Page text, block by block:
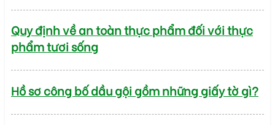
Quy định về an toàn thực phẩm đối với thực
phẩm tươi sống
Hồ sơ công bố dầu gội gồm những giấy tờ gì?